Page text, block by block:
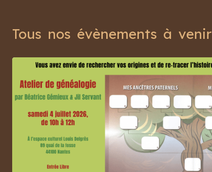
Tous nos évènements à venir